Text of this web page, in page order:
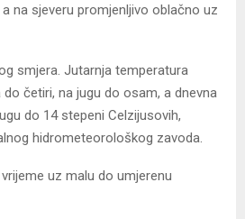
na sjeveru promjenljivo oblačno uz
smjera. Jutarnja temperatura
četiri, na jugu do osam, a dnevna
do 14 stepeni Celzijusovih,
hidrometeorološkog zavoda.
uz malu do umjerenu